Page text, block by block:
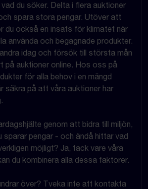
du söker. Delta i flera auktioner
spara stora pengar. Utöver att
du också en insats för klimatet när
använda och begagnade produkter.
idag och försök till största mån
på auktioner online. Hos oss på
för alla behov i en mängd
säkra på att våra auktioner har
genom att bidra till miljön,
sparar pengar - och ändå hittar vad
möjligt? Ja, tack vare våra
du kombinera alla dessa faktorer.
över? Tveka inte att kontakta